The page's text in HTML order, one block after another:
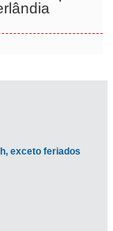
exceto feriados